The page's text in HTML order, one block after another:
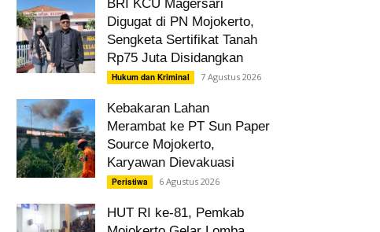
BRI KCU Magersari
Digugat di PN Mojokerto,
Sengketa Sertifikat Tanah
Rp75 Juta Disidangkan
Hukum dan Kriminal 7 Agustus 2026
Kebakaran Lahan
Merambat ke PT Sun Paper
Source Mojokerto,
Karyawan Dievakuasi
Peristiwa 6 Agustus 2026
HUT RI ke-81, Pemkab